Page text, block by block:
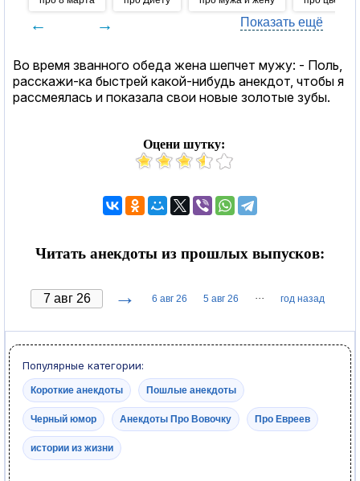
← → Показать ещё
Во время званного обеда жена шепчет мужу: - Поль,
расскажи-ка быстрей какой-нибудь анекдот, чтобы я
рассмеялась и показала свои новые золотые зубы.
Оцени шутку:
Читать анекдоты из прошлых выпусков:
→ 6 авг 26 5 авг 26 ··· год назад
Популярные категории:
Короткие анекдоты Пошлые анекдоты
Черный юмор Анекдоты Про Вовочку Про Евреев
истории из жизни